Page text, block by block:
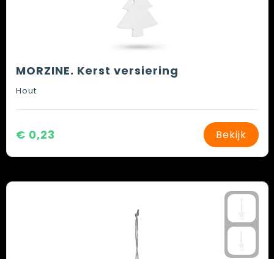
MORZINE. Kerst versiering
Hout
€ 0,23 Bekijk